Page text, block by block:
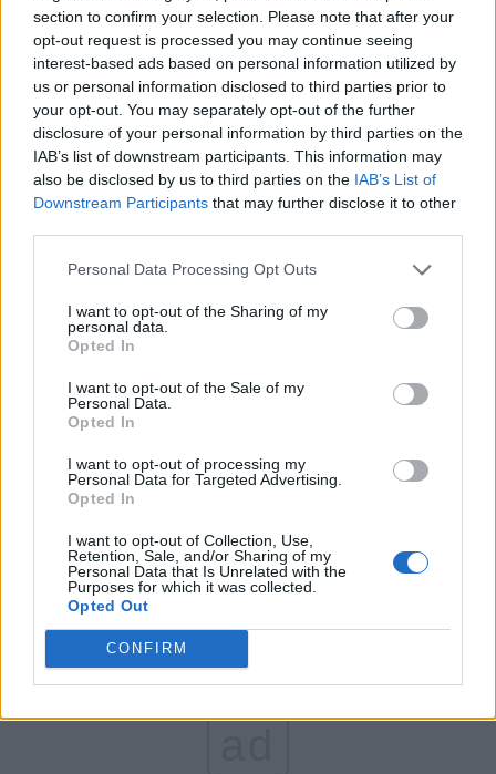
section to confirm your selection. Please note that after your
opt-out request is processed you may continue seeing
interest-based ads based on personal information utilized by
us or personal information disclosed to third parties prior to
your opt-out. You may separately opt-out of the further
disclosure of your personal information by third parties on the
IAB’s list of downstream participants. This information may
also be disclosed by us to third parties on the IAB’s List of
Downstream Participants that may further disclose it to other
Personal Data Processing Opt Outs
I want to opt-out of the Sharing of my
personal data.
Opted In
I want to opt-out of the Sale of my
Personal Data.
Opted In
I want to opt-out of processing my
Personal Data for Targeted Advertising.
Opted In
I want to opt-out of Collection, Use,
Retention, Sale, and/or Sharing of my
Personal Data that Is Unrelated with the
Purposes for which it was collected.
Opted Out
CONFIRM
grosolană despre
Guvernul Cioloș. În
fața evidenței, a dat în
bâlbâială, dar nu a
retractat
Dragnea mârlanul:
Iohannis – „cel mai
mare mut pe care l-a
dat politica
românească”